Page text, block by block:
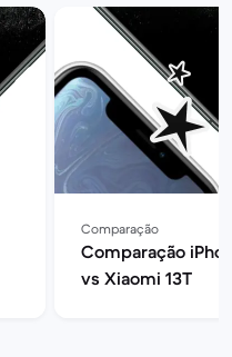
Comparação
Comparação
vs Xiaomi 13T